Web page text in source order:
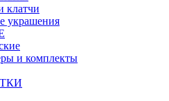
клатчи
украшения
и комплекты